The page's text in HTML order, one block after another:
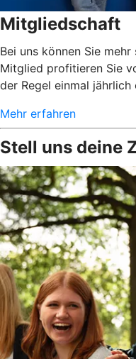
Mitgliedschaft
Bei uns können Sie
Mitglied profitieren Sie
der Regel einmal
Mehr erfahren
Stell uns deine